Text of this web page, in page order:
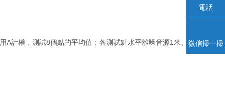
權，測試8個點的平均值；各測試點水平離噪音源1米、
電話
微信掃一掃